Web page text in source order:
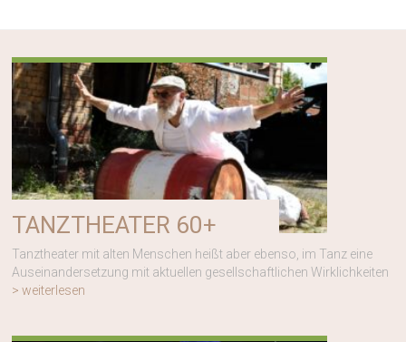
TANZTHEATER 60+
Tanztheater mit alten Menschen heißt aber ebenso, im Tanz eine
Auseinandersetzung mit aktuellen gesellschaftlichen Wirklichkeiten
> weiterlesen